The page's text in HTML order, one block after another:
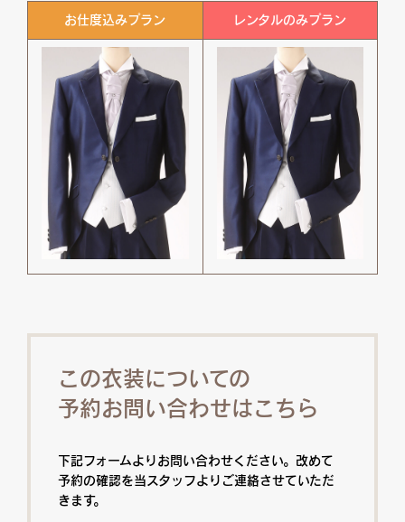
お仕度込みプラン レンタルのみプラン
この衣装についての
予約お問い合わせはこちら
下記フォームよりお問い合わせください。改めて
予約の確認を当スタッフよりご連絡させていただ
きます。